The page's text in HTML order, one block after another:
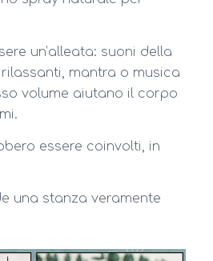
un’alleata: suoni della
mantra o musica
volume aiutano il corpo
essere coinvolti, in
una stanza veramente